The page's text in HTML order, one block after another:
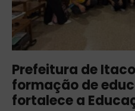
Prefeitura de
formação de
fortalece a